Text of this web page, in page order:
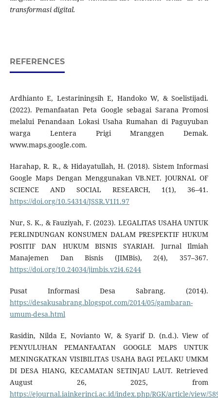
transformasi digital.
REFERENCES
Ardhianto E, Lestariningsih E, Handoko W, & Soelistijadi.
(2022). Pemanfaatan Peta Google sebagai Sarana Promosi
melalui Penandaan Lokasi Usaha Rumahan di Paguyuban
warga Lentera Prigi Mranggen Demak.
www.maps.google.com.
Harahap, R. R., & Hidayatullah, H. (2018). Sistem Informasi
Google Maps Dengan Menggunakan VB.NET. JOURNAL OF
SCIENCE AND SOCIAL RESEARCH, 1(1), 36–41.
https://doi.org/10.54314/JSSR.V1I1.97
Nur, S. K., & Fauziyah, F. (2023). LEGALITAS USAHA UNTUK
PERLINDUNGAN KONSUMEN DALAM PRESPEKTIF HUKUM
POSITIF DAN HUKUM BISNIS SYARIAH. Jurnal Ilmiah
Manajemen Dan Bisnis (JIMBis), 2(4), 357–367.
https://doi.org/10.24034/jimbis.v2i4.6244
Pusat Informasi Desa Sabrang. (2014).
https://desakusabrang.blogspot.com/2014/05/gambaran-
umum-desa.html
Rasidin, Nilda E, Novianto W, & Syarif D. (n.d.). View of
PENYULUHAN PEMANFAATAN GOOGLE MAPS UNTUK
MENINGKATKAN VISIBILITAS USAHA BAGI PELAKU UMKM
DI DESA HIANG, KECAMATAN SETINJAU LAUT. Retrieved
August 26, 2025, from
https://ejournal.iainkerinci.ac.id/index.php/RGK/article/view/